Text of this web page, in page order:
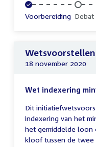
Voltooid:
Voorbereiding Debat
Wetsvoorstellen
18 november 2020
Wet indexering
Dit
indexering van het
het gemiddelde loon
kloof tussen de